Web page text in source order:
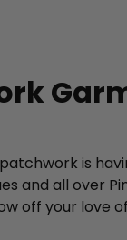
is
and all over
off your love